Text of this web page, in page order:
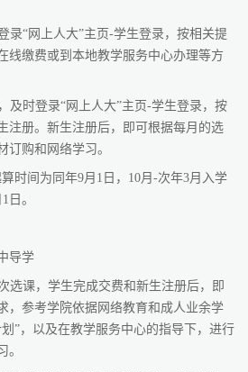
录“网上人大”主页-学生登录，按相关提
线缴费或到本地教学服务中心办理等方
及时登录“网上人大”主页-学生登录，按
注册。新生注册后，即可根据每月的选
订购和网络学习。
时间为同年9月1日，10月-次年3月入学
日。
导学
选课，学生完成交费和新生注册后，即
，参考学院依据网络教育和成人业余学
”，以及在教学服务中心的指导下，进行
。